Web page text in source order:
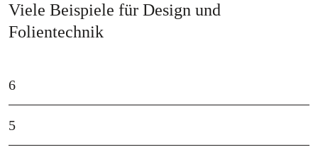
Viele Beispiele für Design und
Folientechnik
6
5